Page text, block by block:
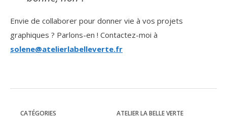
Envie de collaborer pour donner vie à vos projets
graphiques ? Parlons-en ! Contactez-moi à
solene@atelierlabelleverte.fr
CATÉGORIES ATELIER LA BELLE VERTE